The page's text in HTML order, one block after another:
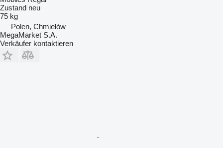
Zustand neu
75 kg
Polen, Chmielów
MegaMarket S.A.
Verkäufer kontaktieren